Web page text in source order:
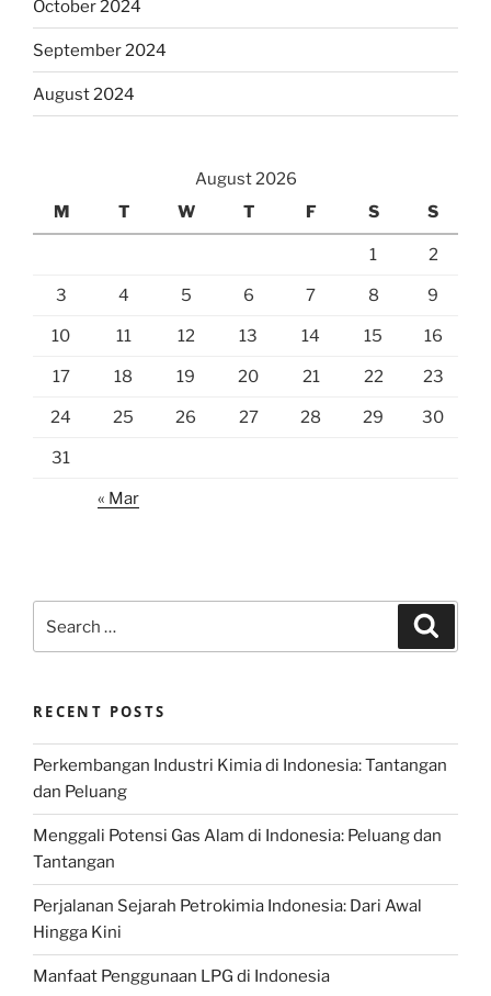
October 2024
September 2024
August 2024
August 2026
M
T W T F S S
1 2
3 4 5 6 7 8 9
10 11 12 13 14 15 16
17 18 19 20 21 22 23
24 25 26 27 28 29 30
31
« Mar
for:
RECENT POSTS
Perkembangan Industri Kimia di Indonesia: Tantangan
dan Peluang
Menggali Potensi Gas Alam di Indonesia: Peluang dan
Tantangan
Perjalanan Sejarah Petrokimia Indonesia: Dari Awal
Hingga Kini
Manfaat Penggunaan LPG di Indonesia